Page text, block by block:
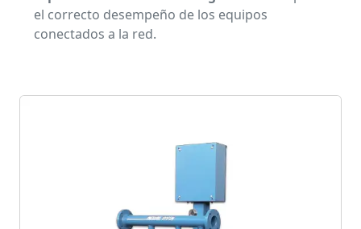
el correcto desempeño de los equipos
conectados a la red.